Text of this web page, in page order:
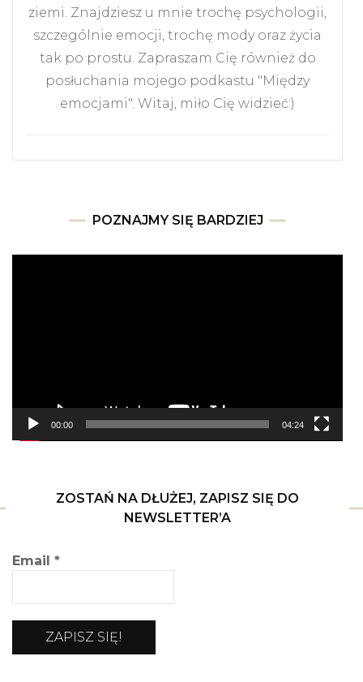
ziemi. Znajdziesz u mnie trochę psychologii,
szczególnie emocji, trochę mody oraz życia
tak po prostu. Zapraszam Cię również do
posłuchania mojego podkastu "Między
emocjami". Witaj, miło Cię widzieć:)
POZNAJMY SIĘ BARDZIEJ
00:00 04:24
ZOSTAŃ NA DŁUŻEJ, ZAPISZ SIĘ DO
NEWSLETTER’A
Email *